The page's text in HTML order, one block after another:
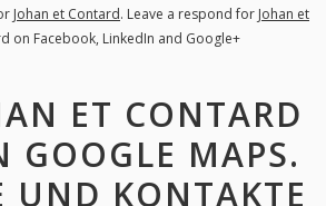
Johan et Contard. Leave a respond for Johan et
on Facebook, LinkedIn and Google+
ET CONTARD
GOOGLE MAPS.
UND KONTAKTE